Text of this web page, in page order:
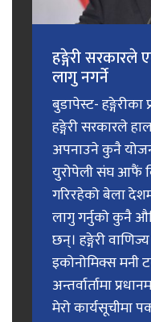
हङ्गेरी सरकारले
लागु नगर्ने
बुडापेस्ट- हङ्गेरीका
हङ्गेरी सरकारले
अपनाउने कुनै
युरोपेली संघ आफैं
गरिरहेको बेला
लागु गर्नुको कुनै
छन्। हङ्गेरी
इकोनोमिक्स मनी
अन्तर्वार्तामा
मेरो कार्यसूचीमा